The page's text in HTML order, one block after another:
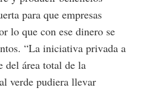
para que empresas
lo que con ese dinero se
“La iniciativa privada a
del área total de la
verde pudiera llevar